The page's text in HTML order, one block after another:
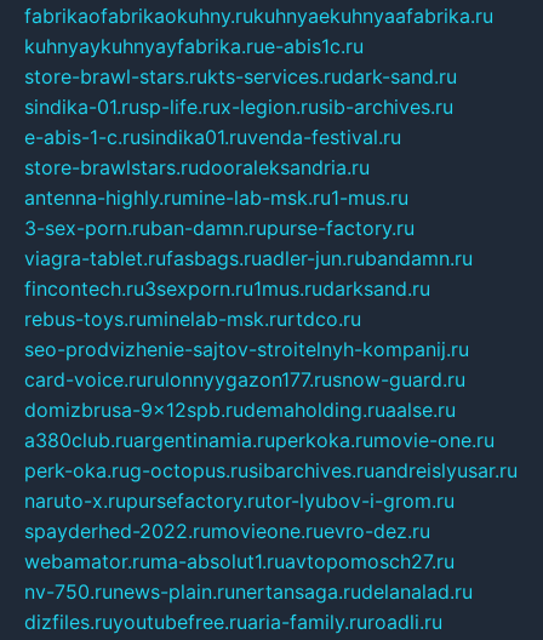
fabrikaofabrikaokuhny.rukuhnyaekuhnyaafabrika.ru
kuhnyaykuhnyayfabrika.rue-abis1c.ru
store-brawl-stars.rukts-services.rudark-sand.ru
sindika-01.rusp-life.rux-legion.rusib-archives.ru
e-abis-1-c.rusindika01.ruvenda-festival.ru
store-brawlstars.rudooraleksandria.ru
antenna-highly.rumine-lab-msk.ru1-mus.ru
3-sex-porn.ruban-damn.rupurse-factory.ru
viagra-tablet.rufasbags.ruadler-jun.rubandamn.ru
fincontech.ru3sexporn.ru1mus.rudarksand.ru
rebus-toys.ruminelab-msk.rurtdco.ru
seo-prodvizhenie-sajtov-stroitelnyh-kompanij.ru
card-voice.rurulonnyygazon177.rusnow-guard.ru
domizbrusa-9x12spb.rudemaholding.ruaalse.ru
a380club.ruargentinamia.ruperkoka.rumovie-one.ru
perk-oka.rug-octopus.rusibarchives.ruandreislyusar.ru
naruto-x.rupursefactory.rutor-lyubov-i-grom.ru
spayderhed-2022.rumovieone.ruevro-dez.ru
webamator.ruma-absolut1.ruavtopomosch27.ru
nv-750.runews-plain.runertansaga.rudelanalad.ru
dizfiles.ruyoutubefree.ruaria-family.ruroadli.ru